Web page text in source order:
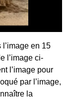
en 15
l’image ci-
l’image pour
par l’image,
la